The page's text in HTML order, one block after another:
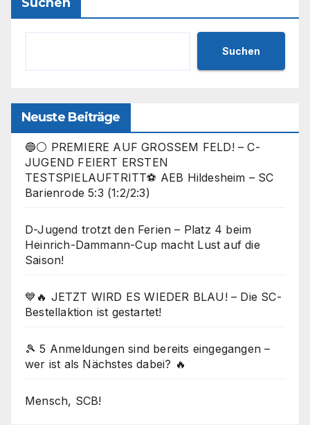
Suchen
Neuste Beiträge
🔵⚪ PREMIERE AUF GROSSEM FELD! – C-
JUGEND FEIERT ERSTEN
TESTSPIELAUFTRITT⚽ AEB Hildesheim – SC
Barienrode 5:3 (1:2/2:3)
D-Jugend trotzt den Ferien – Platz 4 beim
Heinrich-Dammann-Cup macht Lust auf die
Saison!
💙🔥 JETZT WIRD ES WIEDER BLAU! – Die SC-
Bestellaktion ist gestartet!
🎾 5 Anmeldungen sind bereits eingegangen –
wer ist als Nächstes dabei? 🔥
Mensch, SCB!